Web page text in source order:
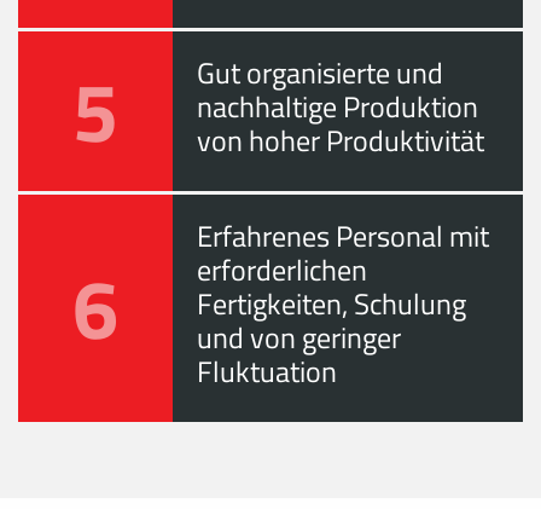
5 Gut organisierte und
nachhaltige Produktion
von hoher Produktivität
6
Erfahrenes Personal mit
erforderlichen
Fertigkeiten, Schulung
und von geringer
Fluktuation